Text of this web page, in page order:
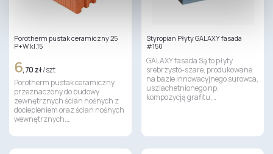
Porotherm pustak ceramiczny 25
P+W kl.15
6,70 zł/ szt
Porotherm pustak ceramiczny
przeznaczony do budowy
zewnętrznych ścian nośnych z
dociepleniem oraz ścian nośnych
wewnętrznych.…
Styropian Płyty GALAXY fasada
#150
GALAXY fasada Są to płyty
srebrzysto-szare, produkowane
na bazie innowacyjnego surowca,
uszlachetnionego np.
kompozycją grafitu,…